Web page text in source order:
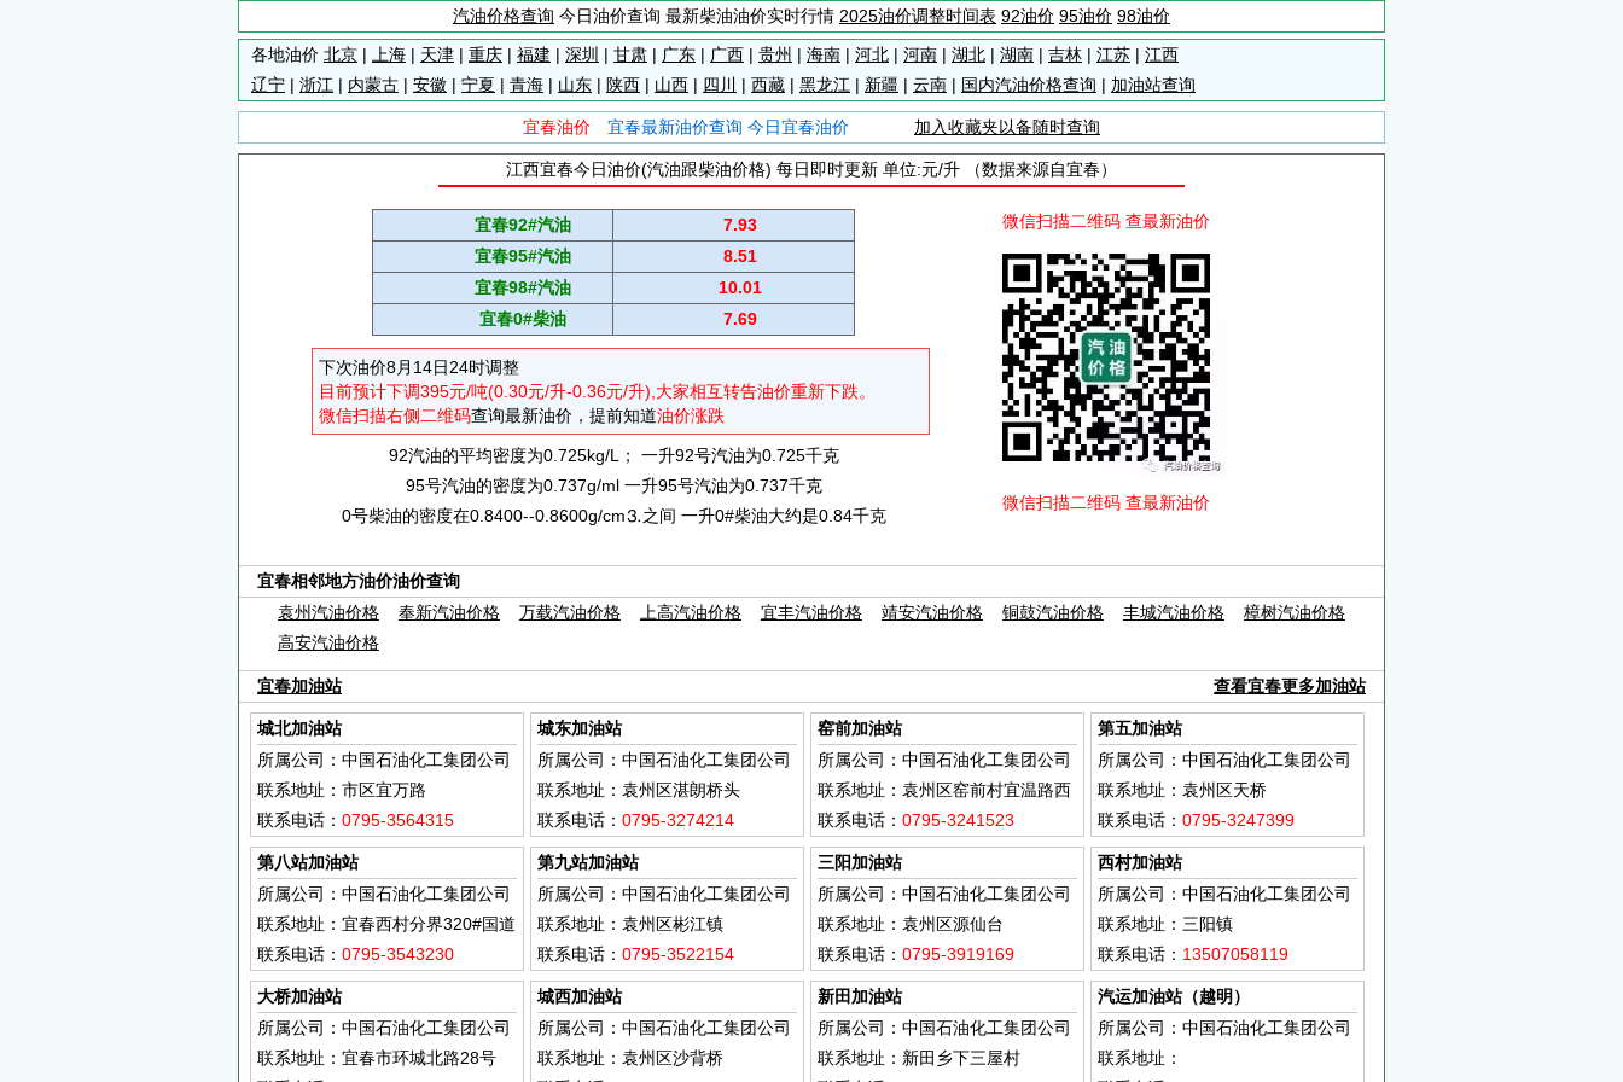
汽油价格查询 今日油价查询 最新柴油油价实时行情 2025油价调整时间表 92油价 95油价 98油价
各地油价 北京 | 上海 | 天津 | 重庆 | 福建 | 深圳 | 甘肃 | 广东 | 广西 | 贵州 | 海南 | 河北 | 河南 | 湖北 | 湖南 | 吉林 | 江苏 | 江西
辽宁 | 浙江 | 内蒙古 | 安徽 | 宁夏 | 青海 | 山东 | 陕西 | 山西 | 四川 | 西藏 | 黑龙江 | 新疆 | 云南 | 国内汽油价格查询 | 加油站查询
宜春油价 宜春最新油价查询 今日宜春油价 加入收藏夹以备随时查询
江西宜春今日油价(汽油跟柴油价格) 每日即时更新 单位:元/升 （数据来源自宜春）
宜春92#汽油
7.93
宜春95#汽油
8.51
宜春98#汽油
10.01
宜春0#柴油
7.69
下次油价8月14日24时调整
目前预计下调395元/吨(0.30元/升-0.36元/升),大家相互转告油价重新下跌。
微信扫描右侧二维码查询最新油价，提前知道油价涨跌
92汽油的平均密度为0.725kg/L； 一升92号汽油为0.725千克
95号汽油的密度为0.737g/ml 一升95号汽油为0.737千克
0号柴油的密度在0.8400--0.8600g/cm⒊之间 一升0#柴油大约是0.84千克
微信扫描二维码 查最新油价
微信扫描二维码 查最新油价
宜春相邻地方油价油价查询
袁州汽油价格
奉新汽油价格 万载汽油价格 上高汽油价格 宜丰汽油价格 靖安汽油价格 铜鼓汽油价格 丰城汽油价格
樟树汽油价格
高安汽油价格
查看宜春更多加油站
宜春加油站
城北加油站
所属公司：中国石油化工集团公司
联系地址：市区宜万路
联系电话： 0795-3564315
城东加油站
所属公司：中国石油化工集团公司
联系地址：袁州区湛朗桥头
联系电话： 0795-3274214
窑前加油站
所属公司：中国石油化工集团公司
联系地址：袁州区窑前村宜温路西
侧
联系电话： 0795-3241523
第五加油站
所属公司：中国石油化工集团公司
联系地址：袁州区天桥
联系电话： 0795-3247399
第八站加油站
所属公司：中国石油化工集团公司
联系地址：宜春西村分界320#国道
联系电话： 0795-3543230
第九站加油站
所属公司：中国石油化工集团公司
联系地址：袁州区彬江镇
联系电话： 0795-3522154
三阳加油站
所属公司：中国石油化工集团公司
联系地址：袁州区源仙台
联系电话： 0795-3919169
西村加油站
所属公司：中国石油化工集团公司
联系地址：三阳镇
联系电话： 13507058119
大桥加油站
所属公司：中国石油化工集团公司
联系地址：宜春市环城北路28号
城西加油站
所属公司：中国石油化工集团公司
联系地址：袁州区沙背桥
新田加油站
所属公司：中国石油化工集团公司
联系地址：新田乡下三屋村
汽运加油站（越明）
所属公司：中国石油化工集团公司
联系地址：